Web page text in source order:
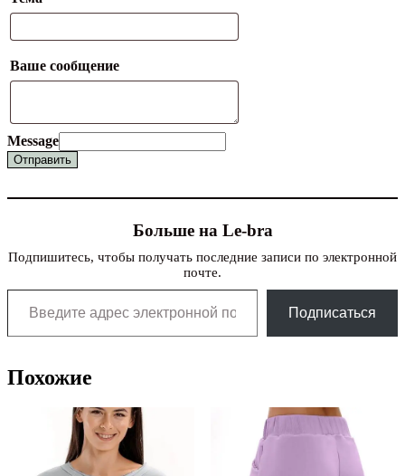
Ваше сообщение
Message
Отправить
Больше на Le-bra
Подпишитесь, чтобы получать последние записи по электронной
почте.
Введите адрес электронной почты…
Подписаться
Похожие